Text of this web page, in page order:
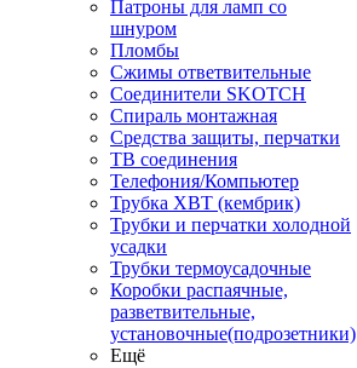
Патроны для ламп со
шнуром
Пломбы
Сжимы ответвительные
Соединители SKOTCH
Спираль монтажная
Средства защиты, перчатки
ТВ соединения
Телефония/Компьютер
Трубка ХВТ (кембрик)
Трубки и перчатки холодной
усадки
Трубки термоусадочные
Коробки распаячные,
разветвительные,
установочные(подрозетники)
Ещё